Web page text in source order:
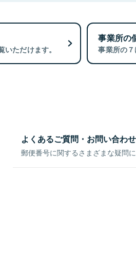
ただけます。
事業所の
事業所の７
よくあるご質問・お問い合わせ
郵便番号に関するさまざまな疑問に